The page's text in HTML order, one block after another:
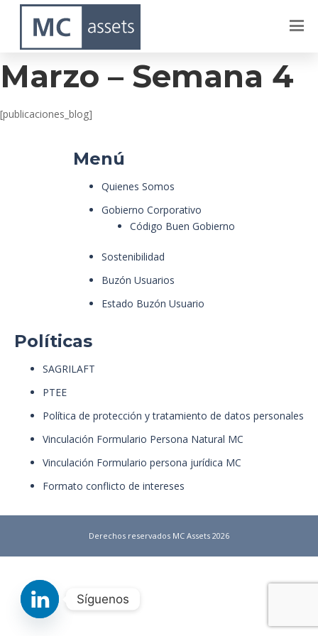
Lagos Del Sur –
Marzo – Semana 4
[publicaciones_blog]
Menú
Quienes Somos
Gobierno Corporativo
Código Buen Gobierno
Sostenibilidad
Buzón Usuarios
Estado Buzón Usuario
Políticas
SAGRILAFT
PTEE
Política de protección y tratamiento de datos personales
Vinculación Formulario Persona Natural MC
Vinculación Formulario persona jurídica MC
Formato conflicto de intereses
Derechos reservados MC Assets 2026
Síguenos